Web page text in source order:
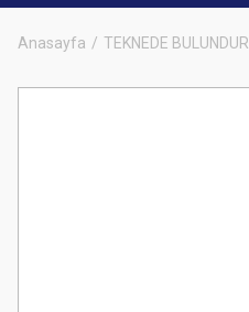
Anasayfa TEKNEDE